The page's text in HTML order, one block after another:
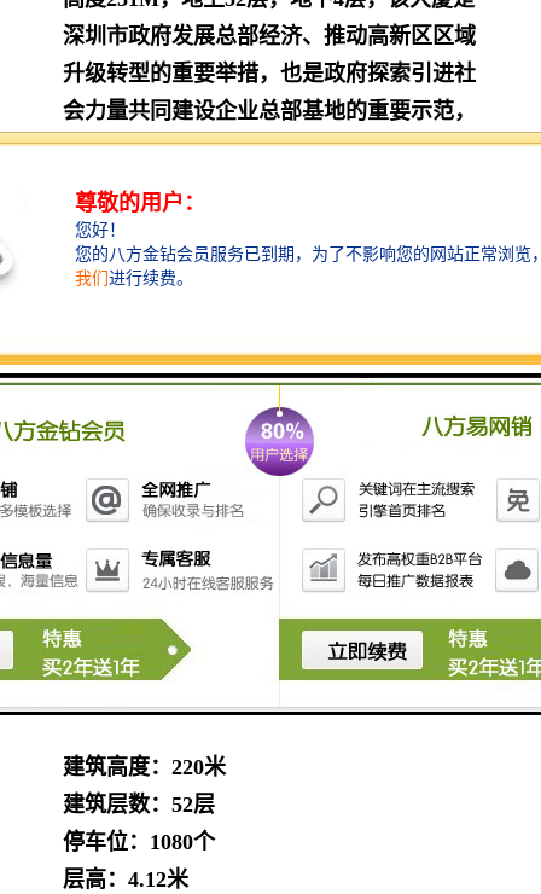
深圳市政府发展总部经济、推动高新区区域
升级转型的重要举措，也是政府探索引进社
会力量共同建设企业总部基地的重要示范，
项目建成后成为深圳市高新科技企业、总部
创新型企业和高端服务类企业总部基地。
高新区联合总部大厦位于深圳未来的核心商
务区——后海中心区，该区域拥有美的深圳
建成深圳湾口岸以及周边深圳豪宅公寓，海
岸城商业圈已经成熟，多个商务地块进入集
中开发阶段，该片区集中了高科技、金融、
现代服务业，已经进驻该区域的腾讯、百
度、工商银行、中投证券、大成基金、中国
航天等行业巨头必将带动相关行业，高新上
市企业强劲的办公需求！
高新区联合总部大厦
项目指标
建筑高度：220米
建筑层数：52层
停车位：1080个
层高：4.12米